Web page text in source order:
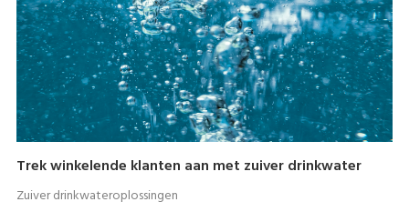
Trek winkelende klanten aan met zuiver drinkwater
Zuiver drinkwateroplossingen